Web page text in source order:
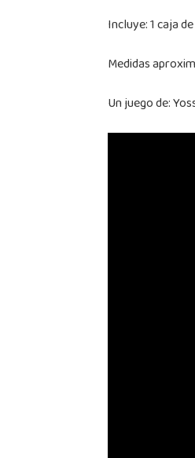
Incluye: 1 caja
Medidas
Un juego de: